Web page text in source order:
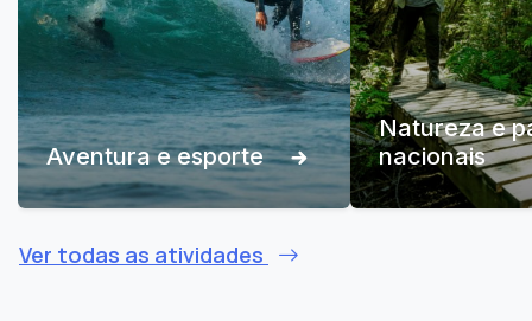
Aventura e esporte
Natureza e
nacionais
Ver todas as atividades